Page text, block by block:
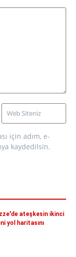
için adım, e-
kaydedilsin.
ateşkesin ikinci
yol haritasını